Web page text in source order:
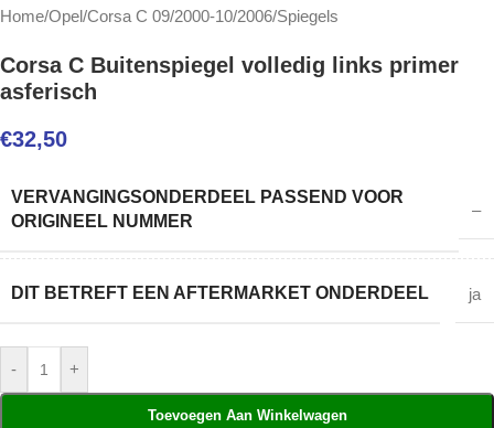
Home/Opel/Corsa C 09/2000-10/2006/Spiegels
Corsa C Buitenspiegel volledig links primer
asferisch
€32,50
VERVANGINGSONDERDEEL PASSEND VOOR
ORIGINEEL NUMMER
–
DIT BETREFT EEN AFTERMARKET ONDERDEEL ja
- +
Toevoegen Aan Winkelwagen